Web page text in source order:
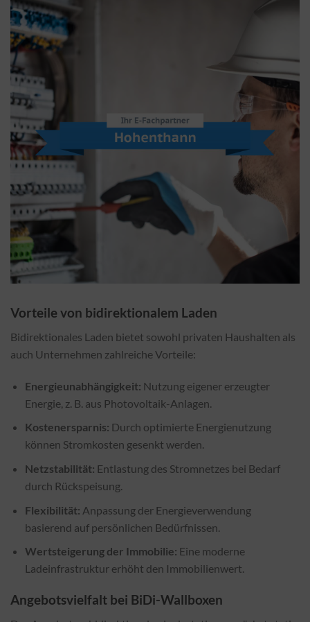
Vorteile von bidirektionalem Laden
Bidirektionales Laden bietet sowohl privaten Haushalten als
auch Unternehmen zahlreiche Vorteile:
Energieunabhängigkeit: Nutzung eigener erzeugter
Energie, z. B. aus Photovoltaik-Anlagen.
Kostenersparnis: Durch optimierte Energienutzung
können Stromkosten gesenkt werden.
Netzstabilität: Entlastung des Stromnetzes bei Bedarf
durch Rückspeisung.
Flexibilität: Anpassung der Energieverwendung
basierend auf persönlichen Bedürfnissen.
Wertsteigerung der Immobilie: Eine moderne
Ladeinfrastruktur erhöht den Immobilienwert.
Angebotsvielfalt bei BiDi-Wallboxen